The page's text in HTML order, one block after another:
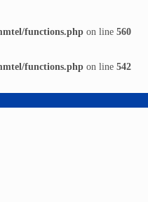
functions.php on line 560
functions.php on line 542